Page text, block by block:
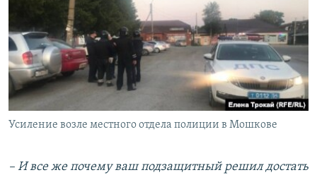
Усиление возле местного отдела полиции в Мошкове
– И все же почему ваш подзащитный решил достать